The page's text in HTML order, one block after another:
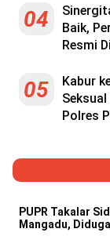
04
Baik,
Resmi
05
Kabur
Polres
PUPR Takalar
Mangadu,